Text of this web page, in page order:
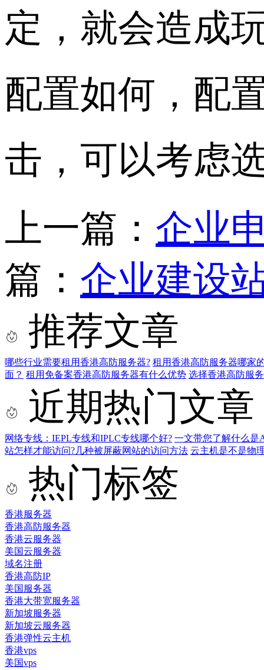
定，就会造成
配置如何，配
击，可以考虑
上一篇： 企业
篇： 企业建设
推荐文章
哪些行业需要租用香港高防服务器? 租用香港高防服务器哪家
面？ 租用免备案香港高防服务器有什么优势 选择香港高防服
近期热门文章
网络专线：IEPL专线和IPLC专线哪个好? 一文带您了解什么是
站怎样才能访问?几种被屏蔽网站的访问方法 云主机是不是物
热门标签
香港服务器
香港高防服务器
香港云服务器
美国云服务器
域名注册
香港高防IP
美国服务器
香港大带宽服务器
新加坡服务器
新加坡云服务器
香港弹性云主机
香港vps
美国vps